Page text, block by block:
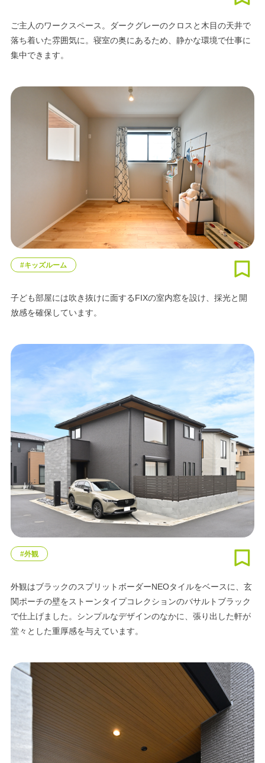
ご主人のワークスペース。ダークグレーのクロスと木目の天井で
落ち着いた雰囲気に。寝室の奥にあるため、静かな環境で仕事に
集中できます。
#キッズルーム
子ども部屋には吹き抜けに面するFIXの室内窓を設け、採光と開
放感を確保しています。
#外観
外観はブラックのスプリットボーダーNEOタイルをベースに、玄
関ポーチの壁をストーンタイプコレクションのバサルトブラック
で仕上げました。シンプルなデザインのなかに、張り出した軒が
堂々とした重厚感を与えています。